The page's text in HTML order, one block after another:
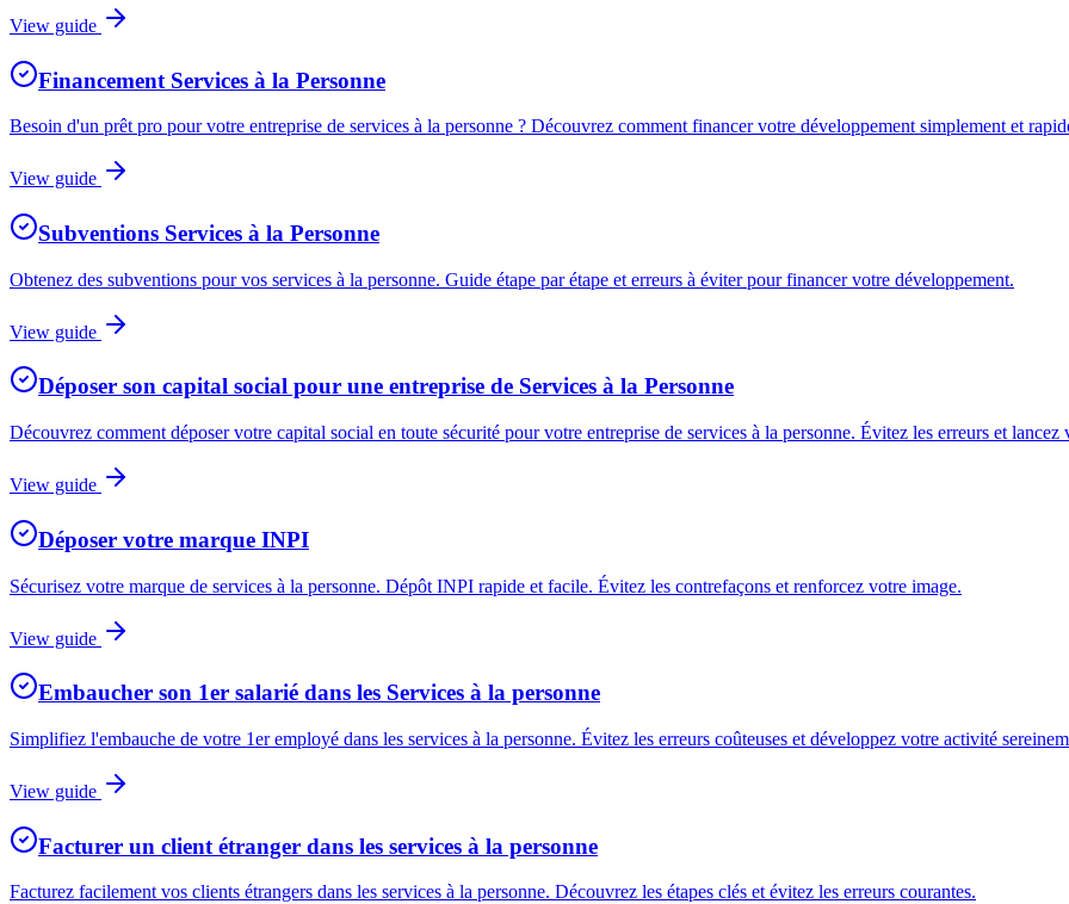
View guide
Financement Services à la Personne
Besoin d'un prêt pro pour votre entreprise de services à la personne ? Découvrez comment financer votre développement simplement et
View guide
Subventions Services à la Personne
Obtenez des subventions pour vos services à la personne. Guide étape par étape et erreurs à éviter pour financer votre développement.
View guide
Déposer son capital social pour une entreprise de Services à la Personne
Découvrez comment déposer votre capital social en toute sécurité pour votre entreprise de services à la personne. Évitez les erreurs et lancez
View guide
Déposer votre marque INPI
Sécurisez votre marque de services à la personne. Dépôt INPI rapide et facile. Évitez les contrefaçons et renforcez votre image.
View guide
Embaucher son 1er salarié dans les Services à la personne
Simplifiez l'embauche de votre 1er employé dans les services à la personne. Évitez les erreurs coûteuses et développez votre activité
View guide
Facturer un client étranger dans les services à la personne
Facturez facilement vos clients étrangers dans les services à la personne. Découvrez les étapes clés et évitez les erreurs courantes.